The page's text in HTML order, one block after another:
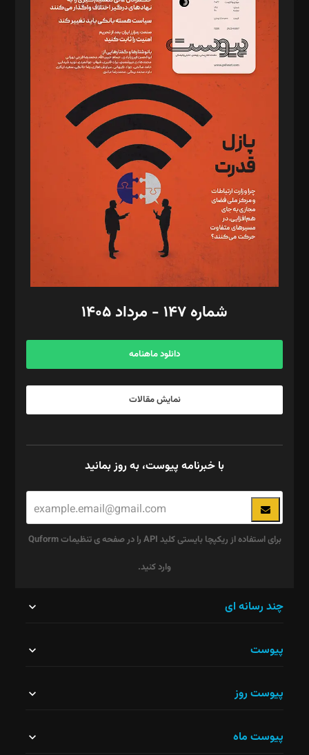
دبیر تحریریه: میثم قاسمی
د‌بیر ناداستان: سمانه سمیع
د‌بیر خدمت و تجارت: ابوالفضل رجبی
د‌بیر حقوق فناوری: حسام‌الدین ایپکچی
د‌بیر پیوست جهان: مینا پاکدل
د‌بیر تحریریه آنلاین: بابک نقاش
تحریریه‌: مجتبی محمود‌ی، آرش برهمند، یسنا امان‌پور، سروش کرمیان،
مصطفی مسجدی آرانی، ابوالفضل رجبی، زهرا فکرانه، فائزه فتحی
رستمی،مصطفی باستان
ویرایش: نگار استاد‌‌آقا
طراح یونیفرم: مجید توکلی
فیلمبرداری و عکاسی: امیر شفیعی، مانی لطفی زاده
گرافیک و صفحه‌آرایی: سید‌سبحان‌علی ثابت
مد‌یر توسعه تجاری: کامبیز برید‌
امور مالی: شاپور رهبری، محمد‌ کاظمی‌نیا
آگهی و مشترکین: ۰۹۱۹۹۹۹۰۴۵۴
شماره ۱۴۷ - مرداد ۱۴۰۵
دانلود ماهنامه
نمایش مقالات
با خبرنامه پیوست، به روز بمانید
برای استفاده از ریکپچا بایستی کلید API را در صفحه ی تنظیمات Quform
وارد کنید.
نباید
شود.
چند رسانه ای
پیوست
پیوست روز
پیوست ماه